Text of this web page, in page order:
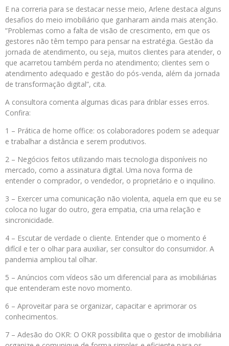
E na correria para se destacar nesse meio, Arlene destaca alguns
desafios do meio imobiliário que ganharam ainda mais atenção.
“Problemas como a falta de visão de crescimento, em que os
gestores não têm tempo para pensar na estratégia. Gestão da
jornada de atendimento, ou seja, muitos clientes para atender, o
que acarretou também perda no atendimento; clientes sem o
atendimento adequado e gestão do pós-venda, além da jornada
de transformação digital”, cita.
A consultora comenta algumas dicas para driblar esses erros.
Confira:
1 – Prática de home office: os colaboradores podem se adequar
e trabalhar a distância e serem produtivos.
2 – Negócios feitos utilizando mais tecnologia disponíveis no
mercado, como a assinatura digital. Uma nova forma de
entender o comprador, o vendedor, o proprietário e o inquilino.
3 – Exercer uma comunicação não violenta, aquela em que eu se
coloca no lugar do outro, gera empatia, cria uma relação e
sincronicidade.
4 – Escutar de verdade o cliente. Entender que o momento é
difícil e ter o olhar para auxiliar, ser consultor do consumidor. A
pandemia ampliou tal olhar.
5 – Anúncios com vídeos são um diferencial para as imobiliárias
que entenderam este novo momento.
6 – Aproveitar para se organizar, capacitar e aprimorar os
conhecimentos.
7 – Adesão do OKR: O OKR possibilita que o gestor de imobiliária